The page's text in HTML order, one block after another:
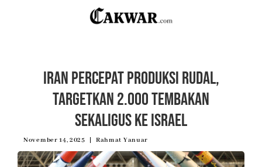
Iran Percepat Produksi Rudal,
Targetkan 2.000 Tembakan
Sekaligus ke Israel
November 14, 2025 Rahmat Yanuar